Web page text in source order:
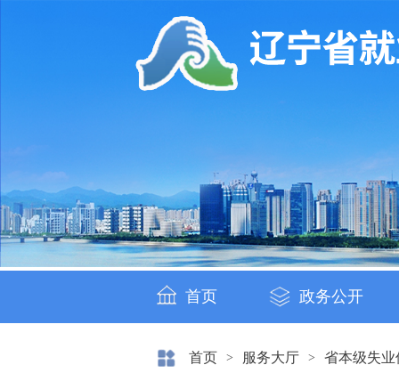
首页 政务公开
首页 > 服务大厅 > 省本级失